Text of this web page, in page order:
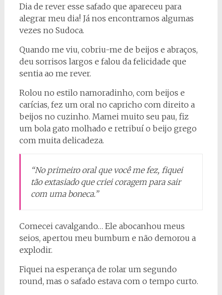
Dia de rever esse safado que apareceu para
alegrar meu dia! Já nos encontramos algumas
vezes no Sudoca.
Quando me viu, cobriu-me de beijos e abraços,
deu sorrisos largos e falou da felicidade que
sentia ao me rever.
Rolou no estilo namoradinho, com beijos e
carícias, fez um oral no capricho com direito a
beijos no cuzinho. Mamei muito seu pau, fiz
um bola gato molhado e retribuí o beijo grego
com muita delicadeza.
“No primeiro oral que você me fez, fiquei
tão extasiado que criei coragem para sair
com uma boneca.”
Comecei cavalgando… Ele abocanhou meus
seios, apertou meu bumbum e não demorou a
explodir.
Fiquei na esperança de rolar um segundo
round, mas o safado estava com o tempo curto.